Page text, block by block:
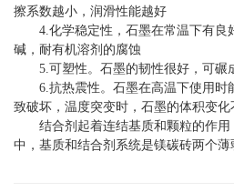
擦系数越小，润滑性能越好
4.化学稳定性，石墨在常温下有良
碱，耐有机溶剂的腐蚀
5.可塑性。石墨的韧性很好，可碾
6.抗热震性。石墨在高温下使用时
致破坏，温度突变时，石墨的体积变化
结合剂起着连结基质和颗粒的作
中，基质和结合剂系统是镁碳砖两个薄